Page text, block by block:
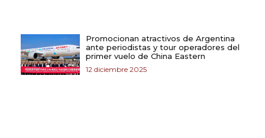
Promocionan atractivos de Argentina
ante periodistas y tour operadores del
primer vuelo de China Eastern
12 diciembre 2025